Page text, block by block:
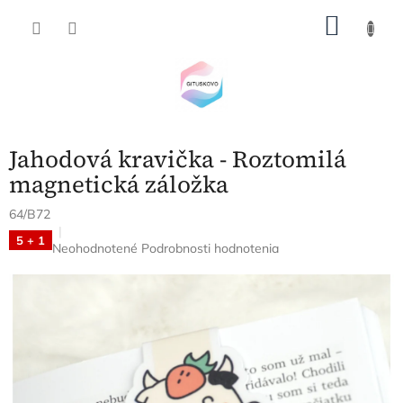
Jahodová kravička - Roztomilá
magnetická záložka
64/B72
5 + 1 Priemerné
hviezdičiek.
Neohodnotené Podrobnosti hodnotenia